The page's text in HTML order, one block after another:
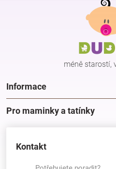
d
a
c
í
p
r
méně starostí,
Informace
Pro maminky a tatínky
Kontakt